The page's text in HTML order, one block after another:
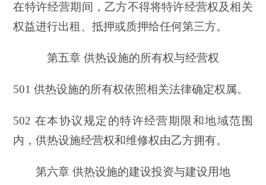
在特许经营期间，乙方不得将特许经营权及相关
权益进行出租、抵押或质押给任何第三方。
第五章 供热设施的所有权与经营权
501 供热设施的所有权依照相关法律确定权属。
502 在本协议规定的特许经营期限和地域范围
内，供热设施经营权和维修权由乙方拥有。
第六章 供热设施的建设投资与建设用地